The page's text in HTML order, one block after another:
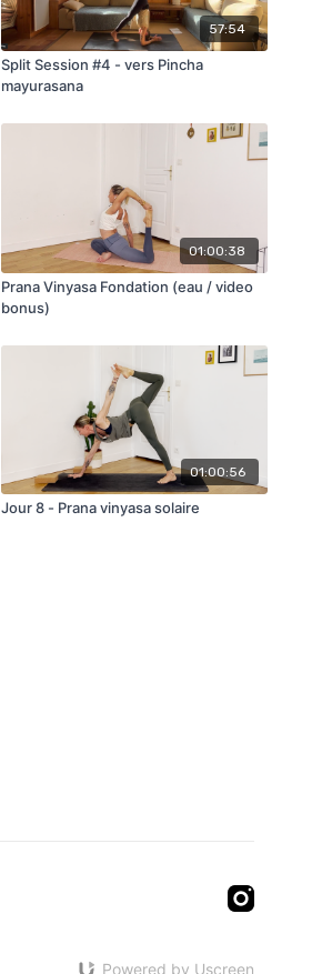
57:54
Split Session #4 - vers Pincha
mayurasana
01:00:38
Prana Vinyasa Fondation (eau / video
bonus)
01:00:56
Jour 8 - Prana vinyasa solaire
Powered by Uscreen